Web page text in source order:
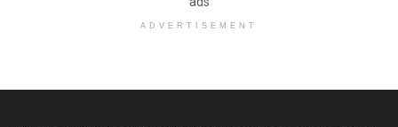
ADVERTISEMENT